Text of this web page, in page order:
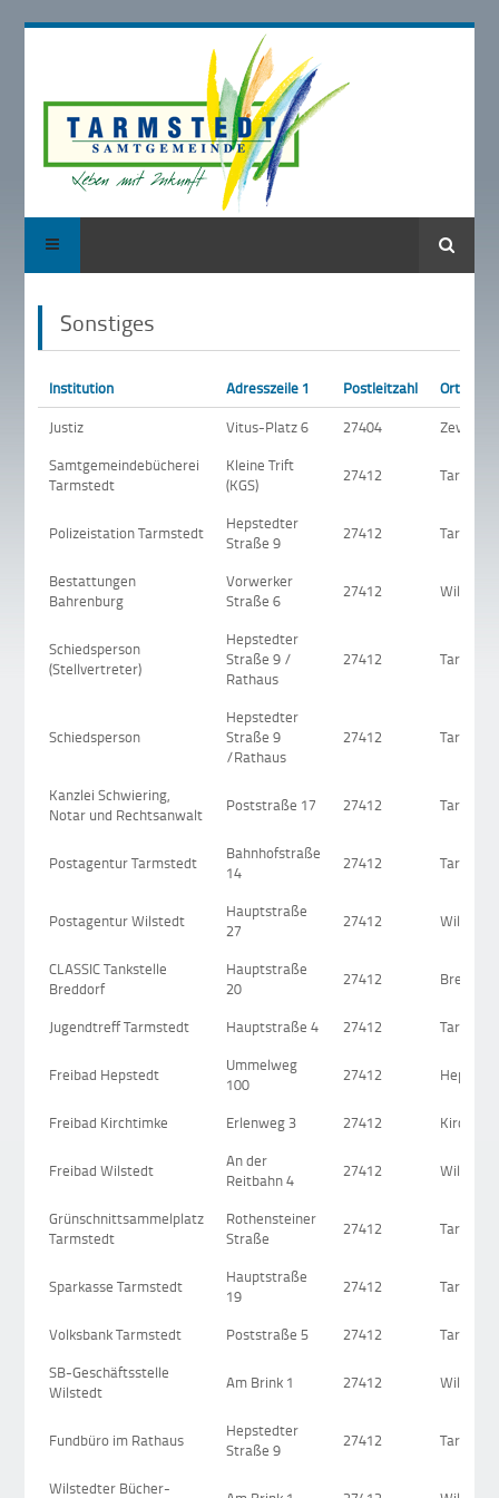
Suche
Sonstiges
Institution Adresszeile 1 Postleitzahl
Ort
Justiz
Vitus-Platz 6 27404
Zeven
Samtgemeindebücherei
Tarmstedt
Kleine Trift
(KGS)
27412
Polizeistation Tarmstedt
Hepstedter
Straße 9
27412
Bestattungen
Bahrenburg
Vorwerker
Straße 6
27412 Wilstedt
Schiedsperson
(Stellvertreter)
Hepstedter
Straße 9 /
Rathaus
27412
Schiedsperson
Hepstedter
Straße 9
/Rathaus
27412
Kanzlei Schwiering,
Notar und Rechtsanwalt
Poststraße 17 27412
Postagentur Tarmstedt
Bahnhofstraße
14
27412
Postagentur Wilstedt
Hauptstraße
27
27412 Wilstedt
CLASSIC Tankstelle
Breddorf
Hauptstraße
20
27412 Breddorf
Jugendtreff Tarmstedt Hauptstraße 4 27412
Freibad Hepstedt
Ummelweg
100
27412 Hepstedt
Freibad Kirchtimke Erlenweg 3 27412
Freibad Wilstedt
An der
Reitbahn 4
27412 Wilstedt
Grünschnittsammelplatz
Tarmstedt
Rothensteiner
Straße
27412
Sparkasse Tarmstedt
Hauptstraße
19
27412
Volksbank Tarmstedt Poststraße 5 27412
SB-Geschäftsstelle
Wilstedt
Am Brink 1 27412 Wilstedt
Fundbüro im Rathaus
Hepstedter
Straße 9
27412
Wilstedter Bücher-